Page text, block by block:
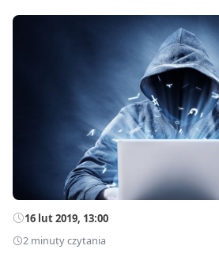
16 lut 2019, 13:00
2 minuty czytania